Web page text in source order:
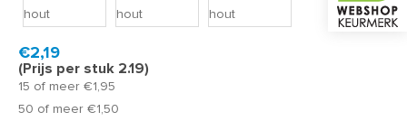
Snel in huis, 1 á 2 werkdagen
€2,19
(Prijs per stuk 2.19)
15 of meer €1,95
50 of meer €1,50